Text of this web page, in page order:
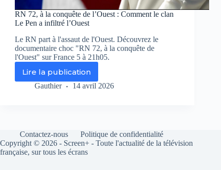
RN 72, à la conquête de l’Ouest : Comment le clan
Le Pen a infiltré l’Ouest
Le RN part à l'assaut de l'Ouest. Découvrez le
documentaire choc "RN 72, à la conquête de
l'Ouest" sur France 5 à 21h05.
Lire la publication
RN
72,
l’Ouest
:
Comment
Gauthier 14 avril 2026
Contactez-nous
Politique de confidentialité
Copyright © 2026 - Screen+ - Toute l'actualité de la télévision
française, sur tous les écrans